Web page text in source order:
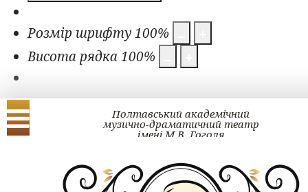
Розмір шрифту100%
Висота рядка100%
Полтавський академічний
музично-драматичний театр
імені М.В. Гоголя